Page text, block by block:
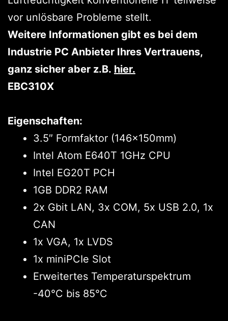
vor unlösbare Probleme stellt.
Weitere Informationen gibt es bei dem
Industrie PC Anbieter Ihres Vertrauens,
ganz sicher aber z.B. hier.
EBC310X
Eigenschaften:
3.5″ Formfaktor (146x150mm)
Intel Atom E640T 1GHz CPU
Intel EG20T PCH
1GB DDR2 RAM
2x Gbit LAN, 3x COM, 5x USB 2.0, 1x
CAN
1x VGA, 1x LVDS
1x miniPCIe Slot
Erweitertes Temperaturspektrum
-40°C bis 85°C